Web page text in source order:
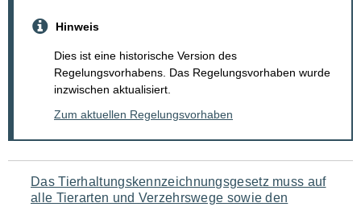
Hinweis
Dies ist eine historische Version des
Regelungsvorhabens. Das Regelungsvorhaben wurde
inzwischen aktualisiert.
Zum aktuellen Regelungsvorhaben
Navigation
Das Tierhaltungskennzeichnungsgesetz muss auf
alle Tierarten und Verzehrswege sowie den